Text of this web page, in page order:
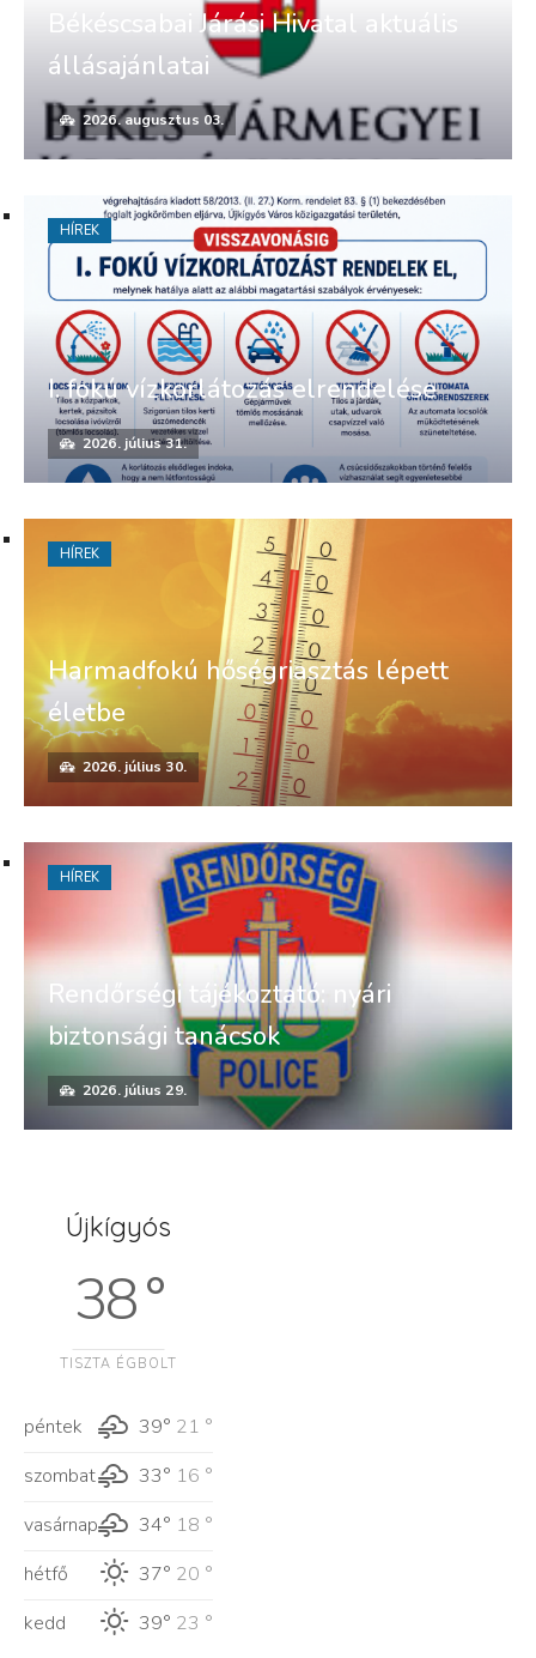
Békéscsabai Járási Hivatal aktuális
állásajánlatai
2026. augusztus 03.
I. fokú vízkorlátozás elrendelése
2026. július 31.
HÍREK
Harmadfokú hőségriasztás lépett
életbe
2026. július 30.
HÍREK
Rendőrségi tájékoztató: nyári
biztonsági tanácsok
2026. július 29.
HÍREK
Újkígyós
38 °
TISZTA ÉGBOLT
péntek 39° 21 °
szombat
33° 16 °
vasárnap
34° 18 °
hétfő
37° 20 °
kedd
39° 23 °